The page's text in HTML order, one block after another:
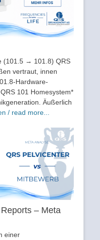
(101.5 → 101.8) QRS
vertraut, innen
Hardware-
101 Homesystem*
Äußerlich
/ read more...
– Meta
einer